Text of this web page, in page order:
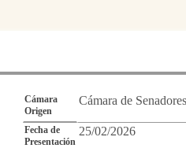
Cámara
Origen
Cámara de Senadores
Fecha de
Presentación
25/02/2026